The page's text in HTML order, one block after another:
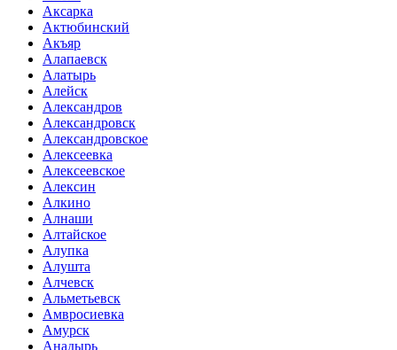
Аксарка
Актюбинский
Акъяр
Алапаевск
Алатырь
Алейск
Александров
Александровск
Александровское
Алексеевка
Алексеевское
Алексин
Алкино
Алнаши
Алтайское
Алупка
Алушта
Алчевск
Альметьевск
Амвросиевка
Амурск
Анадырь